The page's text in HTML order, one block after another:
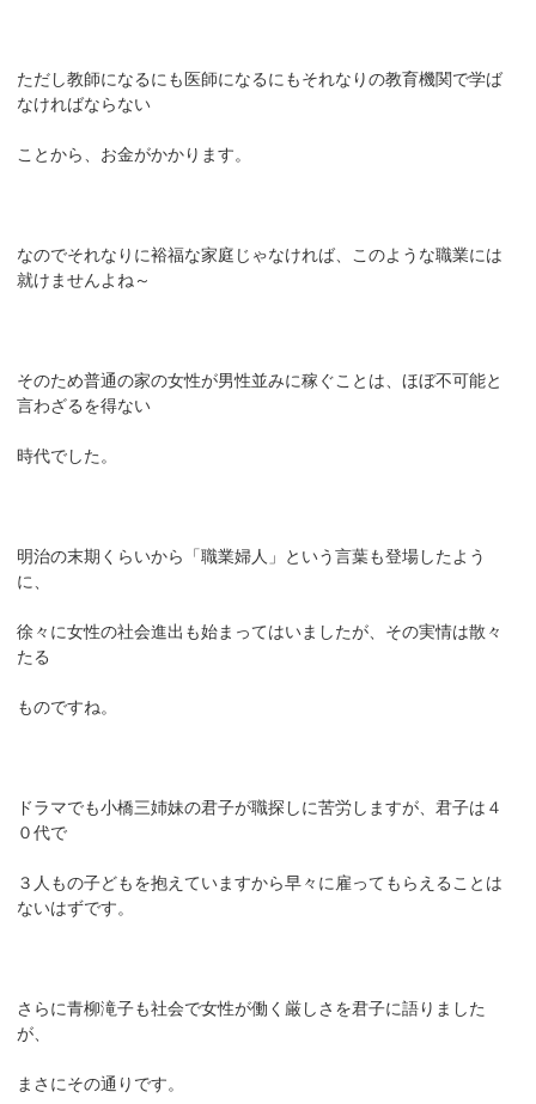
ただし教師になるにも医師になるにもそれなりの教育機関で学ば
なければならない
ことから、お金がかかります。
なのでそれなりに裕福な家庭じゃなければ、このような職業には
就けませんよね～
そのため普通の家の女性が男性並みに稼ぐことは、ほぼ不可能と
言わざるを得ない
時代でした。
明治の末期くらいから「職業婦人」という言葉も登場したよう
に、
徐々に女性の社会進出も始まってはいましたが、その実情は散々
たる
ものですね。
ドラマでも小橋三姉妹の君子が職探しに苦労しますが、君子は４
０代で
３人もの子どもを抱えていますから早々に雇ってもらえることは
ないはずです。
さらに青柳滝子も社会で女性が働く厳しさを君子に語りました
が、
まさにその通りです。